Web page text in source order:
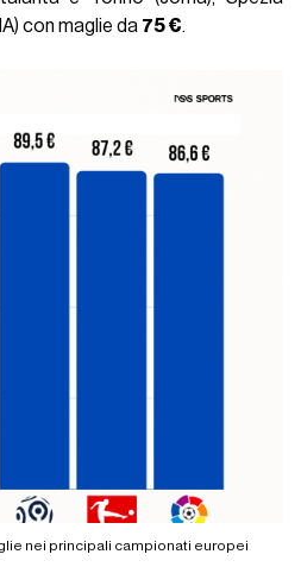
con maglie da 75 €.
nei principali campionati europei